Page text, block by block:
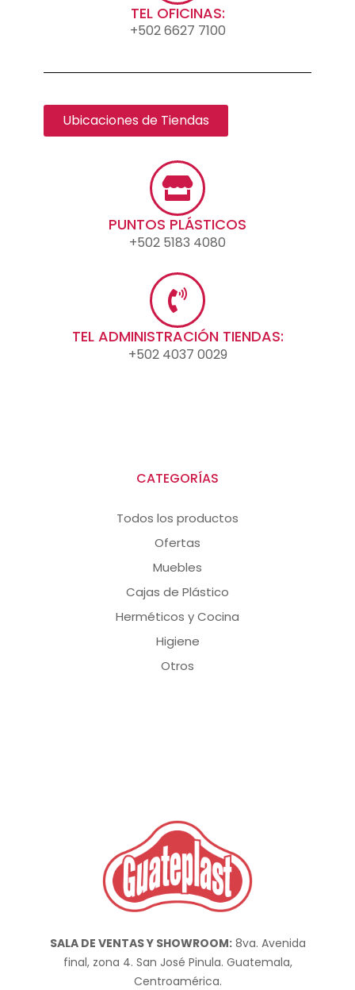
TEL OFICINAS:
+502 6627 7100
Ubicaciones de Tiendas
PUNTOS PLÁSTICOS
+502 5183 4080
TEL ADMINISTRACIÓN TIENDAS:
+502 4037 0029
CATEGORÍAS
Todos los productos
Ofertas
Muebles
Cajas de Plástico
Herméticos y Cocina
Higiene
Otros
SALA DE VENTAS Y SHOWROOM:8va. Avenida
final, zona 4. San José Pinula. Guatemala,
Centroamérica.